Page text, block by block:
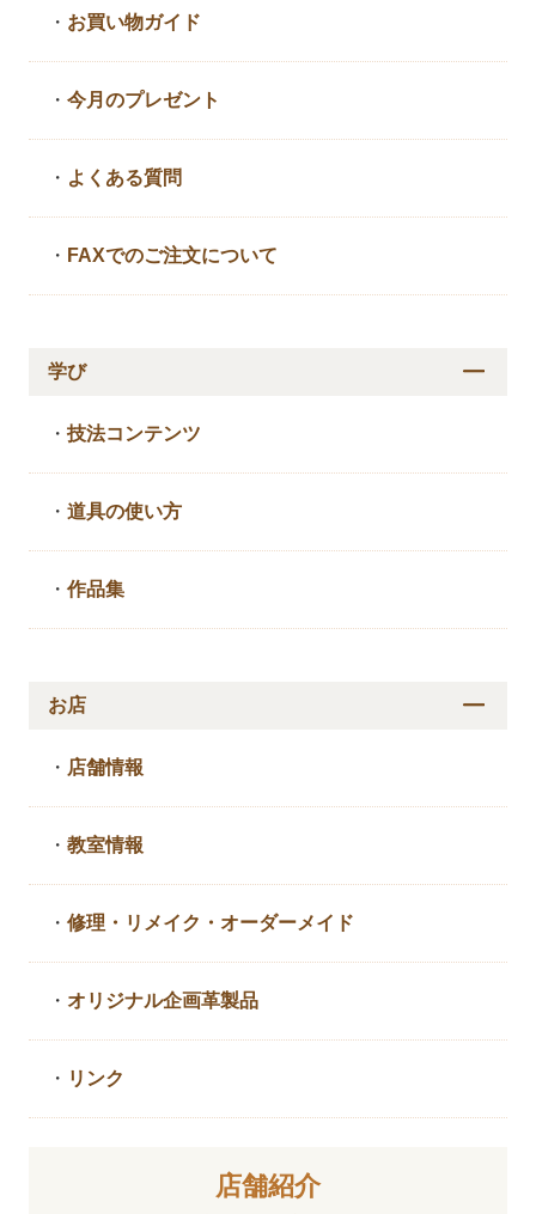
・ お買い物ガイド
・今月のプレゼント
・ よくある質問
・ FAXでのご注文について
学び
・技法コンテンツ
・道具の使い方
・作品集
お店
・ 店舗情報
・教室情報
・修理・リメイク・ オーダーメイド
・ オリジナル企画革製品
・ リンク
店舗紹介